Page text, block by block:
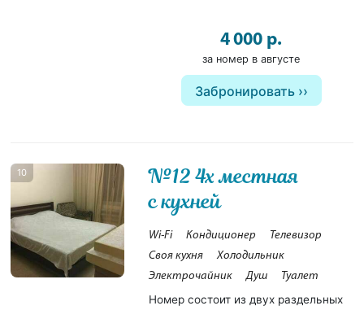
4 000 р.
за номер в августе
Забронировать
10
№12 4х местная
с кухней
Wi-Fi Кондиционер
Телевизор
Своя кухня
Холодильник
Электрочайник
Душ Туалет
Номер состоит из двух раздельных